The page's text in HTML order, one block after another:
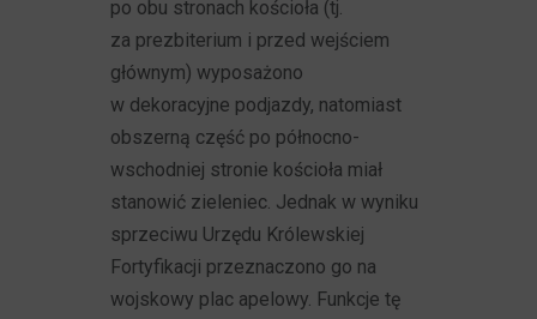
po obu stronach kościoła (tj.
za prezbiterium i przed wejściem
głównym) wyposażono
w dekoracyjne podjazdy, natomiast
obszerną część po północno-
wschodniej stronie kościoła miał
stanowić zieleniec. Jednak w wyniku
sprzeciwu Urzędu Królewskiej
Fortyfikacji przeznaczono go na
wojskowy plac apelowy. Funkcje tę